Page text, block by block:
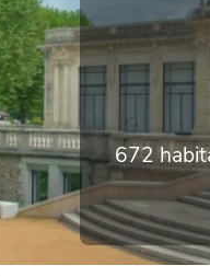
672